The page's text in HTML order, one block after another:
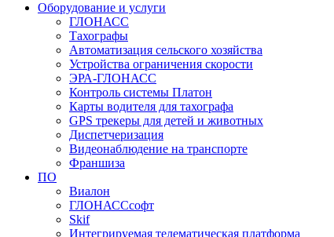
Оборудование и услуги
ГЛОНАСС
Тахографы
Автоматизация сельского хозяйства
Устройства ограничения скорости
ЭРА-ГЛОНАСС
Контроль системы Платон
Карты водителя для тахографа
GPS трекеры для детей и животных
Диспетчеризация
Видеонаблюдение на транспорте
Франшиза
ПО
Виалон
ГЛОНАССсофт
Skif
Интегрируемая телематическая платформа